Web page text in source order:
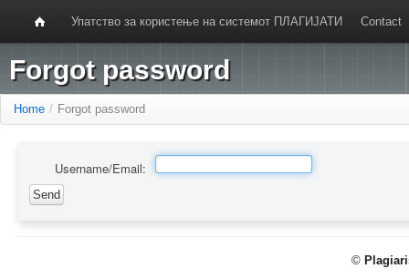
Упатство за користење на системот ПЛАГИЈАТИ Contact
Forgot password
Home / Forgot password
Username/Email:
©